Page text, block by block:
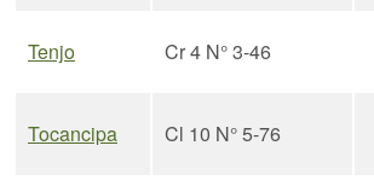
Tenjo Cr 4 N° 3-46
Tocancipa Cl 10 N° 5-76